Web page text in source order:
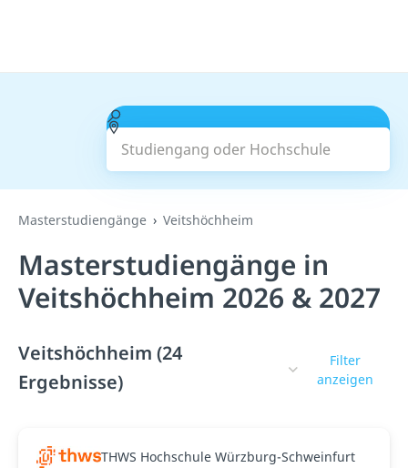
Studiengang oder Hochschule
Suchen
Masterstudiengänge Veitshöchheim
Masterstudiengänge in
Veitshöchheim 2026 & 2027
Veitshöchheim (24
Ergebnisse)
Filter
anzeigen
THWS Hochschule Würzburg-Schweinfurt